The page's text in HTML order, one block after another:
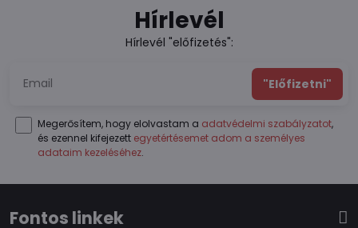
Hírlevél
Hírlevél "előfizetés":
"Előfizetni"
Megerősítem, hogy elolvastam a adatvédelmi szabályzatot,
és ezennel kifejezett egyetértésemet adom a személyes
adataim kezeléséhez.
Fontos linkek